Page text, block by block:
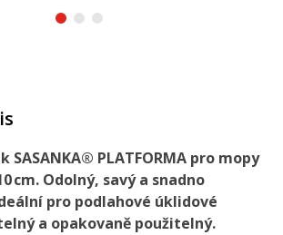
SASANKA® PLATFORMA pro mopy
cm. Odolný, savý a snadno
pro podlahové úklidové
a opakovaně použitelný.